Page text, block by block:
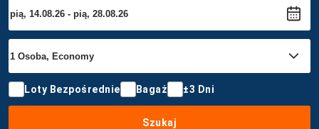
Loty Bezpośrednie Bagaż ±3 Dni
Szukaj